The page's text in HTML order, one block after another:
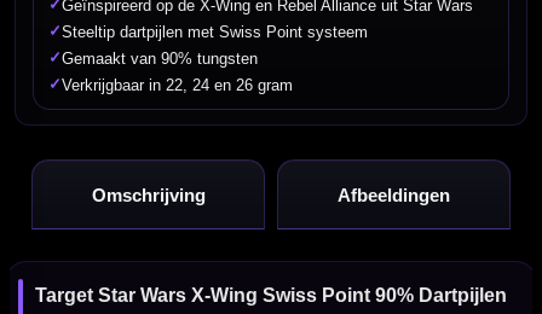
✓Geïnspireerd op de X-Wing en Rebel Alliance uit Star Wars
✓Steeltip dartpijlen met Swiss Point systeem
✓Gemaakt van 90% tungsten
✓Verkrijgbaar in 22, 24 en 26 gram
Omschrijving Afbeeldingen
Target Star Wars X-Wing Swiss Point 90% Dartpijlen